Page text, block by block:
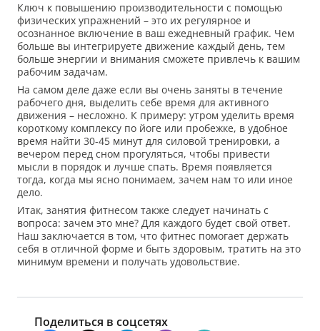
Ключ к повышению производительности с помощью
физических упражнений – это их регулярное и
осознанное включение в ваш ежедневный график. Чем
больше вы интегрируете движение каждый день, тем
больше энергии и внимания сможете привлечь к вашим
рабочим задачам.
На самом деле даже если вы очень заняты в течение
рабочего дня, выделить себе время для активного
движения – несложно. К примеру: утром уделить время
короткому комплексу по йоге или пробежке, в удобное
время найти 30-45 минут для силовой тренировки, а
вечером перед сном прогуляться, чтобы привести
мысли в порядок и лучше спать. Время появляется
тогда, когда мы ясно понимаем, зачем нам то или иное
дело.
Итак, занятия фитнесом также следует начинать с
вопроса: зачем это мне? Для каждого будет свой ответ.
Наш заключается в том, что фитнес помогает держать
себя в отличной форме и быть здоровым, тратить на это
минимум времени и получать удовольствие.
Поделиться в соцсетях